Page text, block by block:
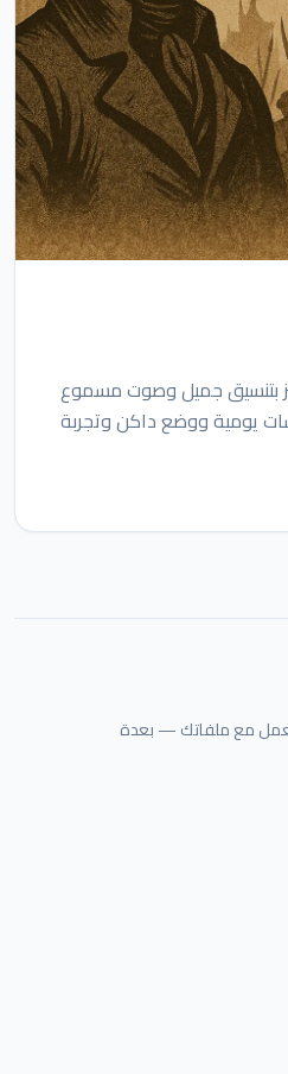
بتنسيق جميل وصوت مسموع
يومية ووضع داكن وتجربة
مع ملفاتك — بعدة